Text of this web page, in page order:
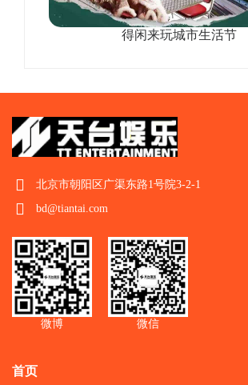
得闲来玩城市生活节
北京市朝阳区广渠东路1号院3-2-1
bd@tiantai.com
微博 微信
首页